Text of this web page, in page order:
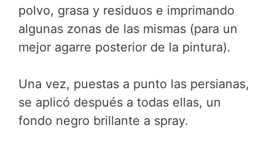
polvo, grasa y residuos e imprimando
algunas zonas de las mismas (para un
mejor agarre posterior de la pintura).
Una vez, puestas a punto las persianas,
se aplicó después a todas ellas, un
fondo negro brillante a spray.